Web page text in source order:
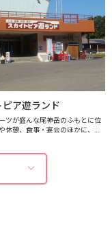
ピア遊ランド
ツが盛んな尾神岳のふもとに位
休憩、食事・宴会のほかに、農